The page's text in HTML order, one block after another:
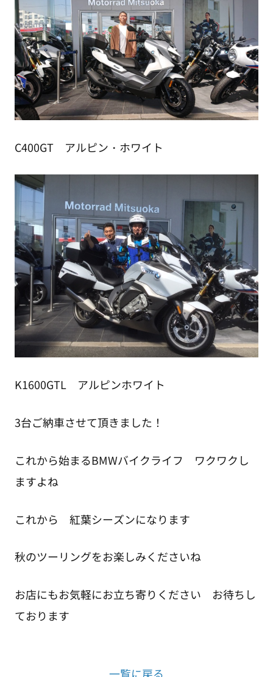
C400GT アルピン・ホワイト
K1600GTL アルピンホワイト
3台ご納車させて頂きました！
これから始まるBMWバイクライフ ワクワクし
ますよね
これから 紅葉シーズンになります
秋のツーリングをお楽しみくださいね
お店にもお気軽にお立ち寄りください お待ちし
ております
一覧に戻る